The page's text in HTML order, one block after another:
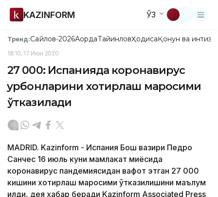
KAZINFORM ЎЗ
Тренд:Сайлов-2026АқордаТайинловҲодисаҚонун ва
18:10, 17 Июн 2020
27 000: Испанияда коронавирус
қурбонларини хотирлаш маросими
ўтказилади
MADRID. Kazinform - Испания Бош вазири Педро
Санчес 16 июль куни мамлакат миқёсида
коронавирус пандемиясидан вафот этган 27 000
кишини хотирлаш маросими ўтказилишини маълум
қилди, дея хабар беради Kazinform Associated Press